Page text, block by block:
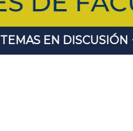
TEMAS EN DISCUSIÓN